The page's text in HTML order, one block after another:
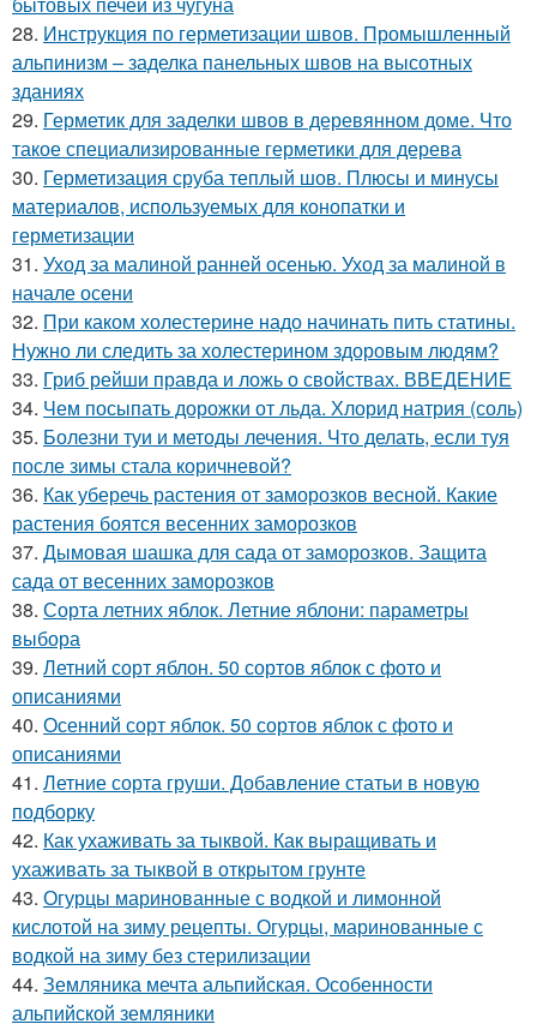
28. Инструкция по герметизации швов. Промышленный
альпинизм – заделка панельных швов на высотных
зданиях
29. Герметик для заделки швов в деревянном доме. Что
такое специализированные герметики для дерева
30. Герметизация сруба теплый шов. Плюсы и минусы
материалов, используемых для конопатки и
герметизации
31. Уход за малиной ранней осенью. Уход за малиной в
начале осени
32. При каком холестерине надо начинать пить статины.
Нужно ли следить за холестерином здоровым людям?
33. Гриб рейши правда и ложь о свойствах. ВВЕДЕНИЕ
34. Чем посыпать дорожки от льда. Хлорид натрия (соль)
35. Болезни туи и методы лечения. Что делать, если туя
после зимы стала коричневой?
36. Как уберечь растения от заморозков весной. Какие
растения боятся весенних заморозков
37. Дымовая шашка для сада от заморозков. Защита
сада от весенних заморозков
38. Сорта летних яблок. Летние яблони: параметры
выбора
39. Летний сорт яблон. 50 сортов яблок с фото и
описаниями
40. Осенний сорт яблок. 50 сортов яблок с фото и
описаниями
41. Летние сорта груши. Добавление статьи в новую
подборку
42. Как ухаживать за тыквой. Как выращивать и
ухаживать за тыквой в открытом грунте
43. Огурцы маринованные с водкой и лимонной
кислотой на зиму рецепты. Огурцы, маринованные с
водкой на зиму без стерилизации
44. Земляника мечта альпийская. Особенности
альпийской земляники